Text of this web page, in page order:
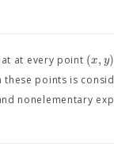
at every point (x,y)
points is
nonelementary